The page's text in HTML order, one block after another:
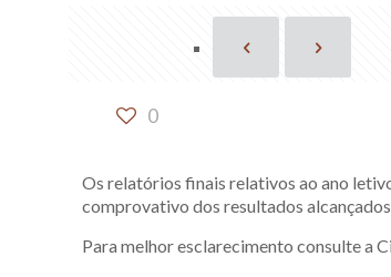
0
Os relatórios finais relativos ao ano
comprovativo dos resultados
Para melhor esclarecimento consulte a